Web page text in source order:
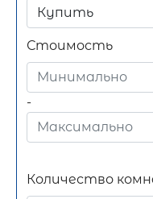
Стоимость
-
Количество